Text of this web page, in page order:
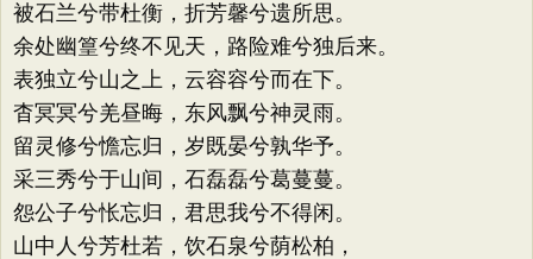
被石兰兮带杜衡，折芳馨兮遗所思。
余处幽篁兮终不见天，路险难兮独后来。
表独立兮山之上，云容容兮而在下。
杳冥冥兮羌昼晦，东风飘兮神灵雨。
留灵修兮憺忘归，岁既晏兮孰华予。
采三秀兮于山间，石磊磊兮葛蔓蔓。
怨公子兮怅忘归，君思我兮不得闲。
山中人兮芳杜若，饮石泉兮荫松柏，